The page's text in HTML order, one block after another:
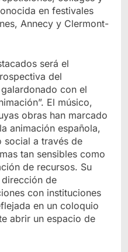
en festivales
Annecy y Clermont-
será el
del
con el
El músico,
obras han marcado
animación española,
social a través de
tan sensibles como
de recursos. Su
de
con instituciones
en un coloquio
abrir un espacio de